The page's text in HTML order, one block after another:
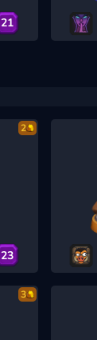
21
2
23
3